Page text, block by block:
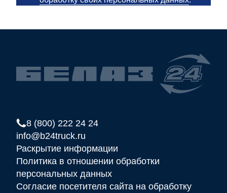
8 (800) 222 24 24
info@b24truck.ru
Раскрытие информации
Политика в отношении обработки
персональных данных
Согласие посетителя сайта на обработку